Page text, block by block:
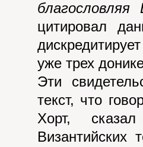
благословляя
цитировал
уже трех
Эти
текст, что
Хорт,
Византийских